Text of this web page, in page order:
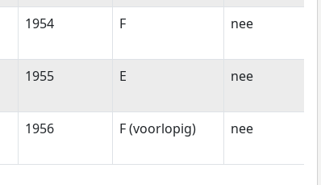
1954 F nee
1955 E nee
1956 F (voorlopig) nee